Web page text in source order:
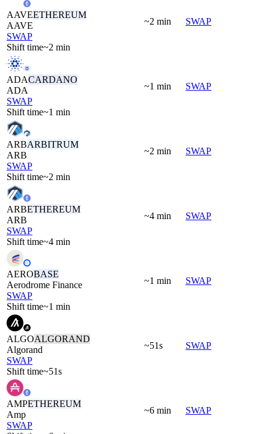
AAVEETHEREUM
AAVE
SWAP
Shift time~2 min
~2 min SWAP
ADACARDANO
ADA
SWAP
Shift time~1 min
~1 min SWAP
ARBARBITRUM
ARB
SWAP
Shift time~2 min
~2 min SWAP
ARBETHEREUM
ARB
SWAP
Shift time~4 min
~4 min SWAP
AEROBASE
Aerodrome Finance
SWAP
Shift time~1 min
~1 min SWAP
ALGOALGORAND
Algorand
SWAP
Shift time~51s
~51s SWAP
AMPETHEREUM
Amp
SWAP
~6 min SWAP